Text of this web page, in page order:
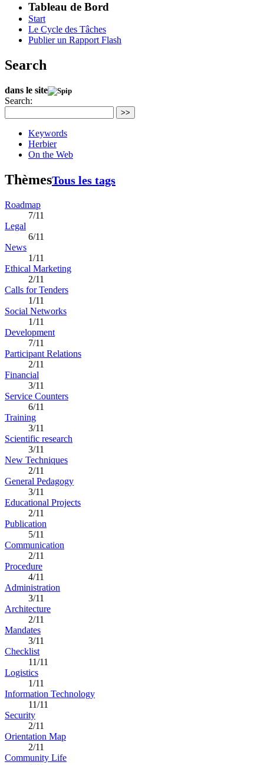
Tableau de Bord
Start
Le Cycle des Tâches
Publier un Rapport Flash
Search
dans le site
Search:
>>
Keywords
Herbier
On the Web
ThèmesTous les tags
Roadmap
7/11
Legal
6/11
News
1/11
Ethical Marketing
2/11
Calls for Tenders
1/11
Social Networks
1/11
Development
7/11
Participant Relations
2/11
Financial
3/11
Service Counters
6/11
Training
3/11
Scientific research
3/11
New Techniques
2/11
General Pedagogy
3/11
Educational Projects
2/11
Publication
5/11
Communication
2/11
Procedure
4/11
Administration
3/11
Architecture
2/11
Mandates
3/11
Checklist
11/11
Logistics
1/11
Information Technology
11/11
Security
2/11
Orientation Map
2/11
Community Life